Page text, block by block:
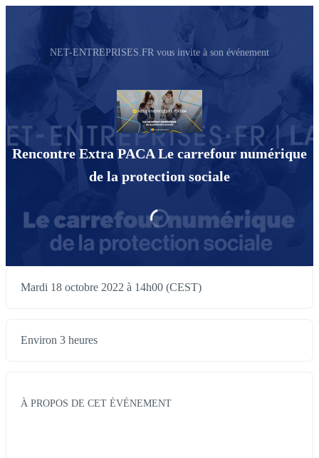
NET-ENTREPRISES.FR vous invite à son événement
Rencontre Extra PACA Le carrefour numérique
de la protection sociale
Mardi 18 octobre 2022 à 14h00 (CEST)
Environ 3 heures
À PROPOS DE CET ÉVÉNEMENT